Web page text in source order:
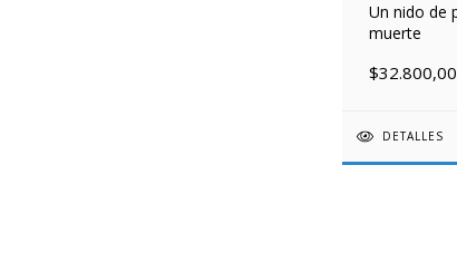
Un nido de
muerte
$32.800,00
DETALLES